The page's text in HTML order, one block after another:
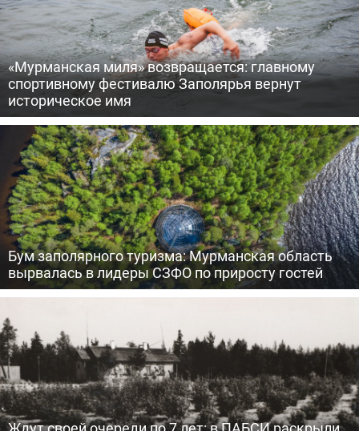
«Мурманская миля» возвращается: главному
спортивному фестивалю Заполярья вернут
историческое имя
Бум заполярного туризма: Мурманская область
вырвалась в лидеры СЗФО по приросту гостей